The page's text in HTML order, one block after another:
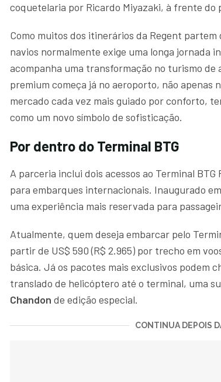
coquetelaria por Ricardo Miyazaki, à frente do
Como muitos dos itinerários da Regent
navios normalmente exige uma longa jornada
acompanha uma transformação no turismo
premium começa já no aeroporto, não apenas
mercado cada vez mais guiado por conforto,
como um novo símbolo de sofisticação.
Por dentro do Terminal BTG
A parceria inclui dois acessos ao Terminal
para embarques internacionais. Inaugurado
uma experiência mais reservada para
Atualmente, quem deseja embarcar pelo
partir de US$ 590 (R$ 2.965) por trecho em
básica. Já os pacotes mais exclusivos podem
translado de helicóptero até o terminal, uma
Chandon de edição especial.
CONTINUA DEPOIS